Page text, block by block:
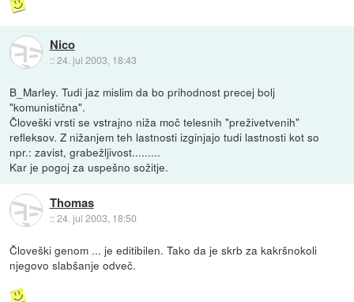
Nico
::24. jul 2003, 18:43
B_Marley. Tudi jaz mislim da bo prihodnost precej bolj
"komunistična".
Človeški vrsti se vstrajno niža moč telesnih "preživetvenih"
refleksov. Z nižanjem teh lastnosti izginjajo tudi lastnosti kot so
npr.: zavist, grabežljivost.........
Kar je pogoj za uspešno sožitje.
Thomas
::24. jul 2003, 18:50
Človeški genom ... je editibilen. Tako da je skrb za kakršnokoli
njegovo slabšanje odveč.